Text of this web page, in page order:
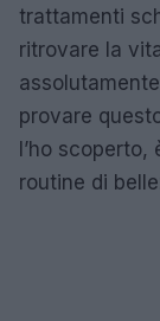
trattamenti
ritrovare la
provare
l’ho scoperto,
routine di